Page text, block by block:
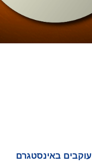
באינסטגרם